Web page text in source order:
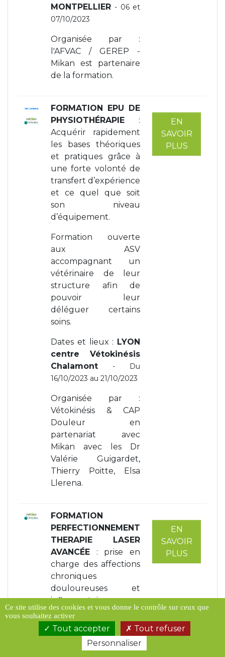
MONTPELLIER- 06 et
07/10/2023
Organisée par :
l'AFVAC / GEREP -
Mikan est partenaire
de la formation.
FORMATION EPU DE
PHYSIOTHÉRAPIE :
Acquérir rapidement
les bases théoriques
et pratiques grâce à
une forte volonté de
transfert d’expérience
et ce quel que soit
son niveau
d’équipement.
Formation ouverte
aux ASV
accompagnant un
vétérinaire de leur
structure afin de
pouvoir leur
déléguer certains
soins.
Dates et lieux : LYON
centre Vétokinésis
Chalamont
- Du
16/10/2023 au 21/10/2023
Organisée par :
Vétokinésis & CAP
Douleur en
partenariat avec
Mikan avec les Dr
Valérie Guigardet,
Thierry Poitte, Elsa
Llerena.
EN
SAVOIR
PLUS
FORMATION
PERFECTIONNEMENT
THERAPIE LASER
AVANCÉE : prise en
charge des affections
chroniques
douloureuses et
inflammatoires.
Formations
susceptibles d’être
prises en charge par
le FIF-PL et Actalians
EN
SAVOIR
PLUS
Ce site utilise des cookies et vous donne le contrôle sur ceux que
vous souhaitez activer
Tout accepter
Tout refuser
Personnaliser